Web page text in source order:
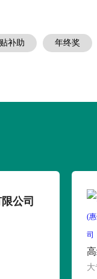
补助 年终奖
公司
大